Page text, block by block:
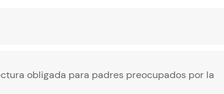
obligada para padres preocupados por la